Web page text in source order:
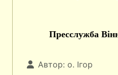
Пресслужба
Автор: о. Ігор